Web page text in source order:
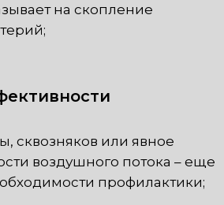
на скопление
сквозняков или явное
воздушного потока – еще
профилактики;